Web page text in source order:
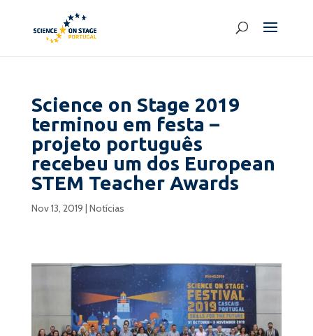
Science on Stage 2019
terminou em festa –
projeto português
recebeu um dos European
STEM Teacher Awards
Nov 13, 2019 | Notícias